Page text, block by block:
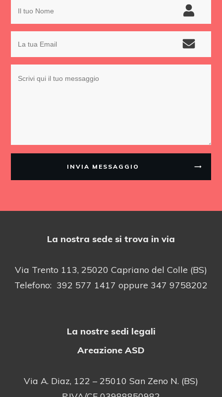
INVIA MESSAGGIO
La nostra sede si trova in via
Via Trento 113, 25020 Capriano del Colle (BS)
Telefono: 392 577 1417 oppure 347 9758202
La nostre sedi legali
Areazione ASD
Via A. Diaz, 122 – 25010 San Zeno N. (BS)